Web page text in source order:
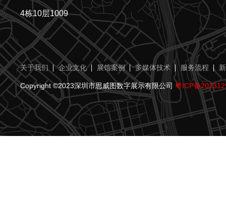
4栋10层1009
关于我们 企业文化 展馆案例 多媒体技术 服务流程
Copyright ©2023深圳市思威图数字展示有限公司 粤ICP备